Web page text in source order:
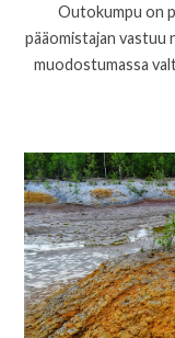
Outokumpu on
pääomistajan vastuu
muodostumassa